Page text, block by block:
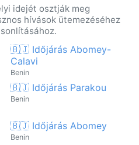
idejét osztják meg
hívások ütemezéséhez
🇧🇯 Időjárás Abomey-
Calavi
Benin
🇧🇯 Időjárás Parakou
Benin
🇧🇯 Időjárás Abomey
Benin